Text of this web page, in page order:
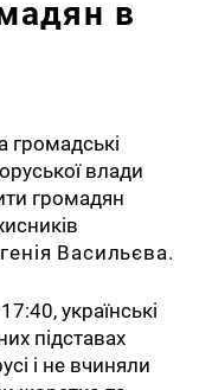
в
громадські
влади
громадян
Васильєва.
українські
підставах
і не вчиняли